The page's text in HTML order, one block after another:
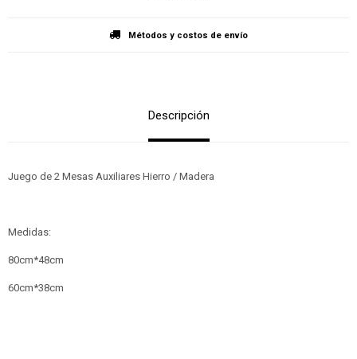
Métodos y costos de envío
Descripción
Juego de 2 Mesas Auxiliares Hierro / Madera
Medidas:
80cm*48cm
60cm*38cm